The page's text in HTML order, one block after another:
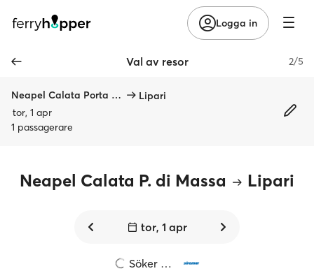
Logga in
Val av resor 2/5
Neapel Calata Porta di Massa
Lipari
tor, 1 apr
1 passagerare
Neapel Calata P. di Massa Lipari
tor, 1 apr
Söker …